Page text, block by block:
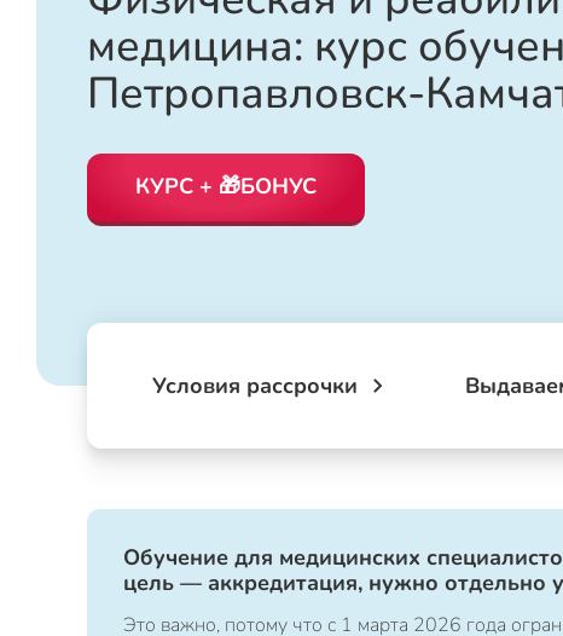
медицина: курс
Петропавловск-
КУРС + 🎁БОНУС
Условия рассрочки
Обучение для медицинских
цель — аккредитация, нужно отдельно
Это важно, потому что с 1 марта 2026 года